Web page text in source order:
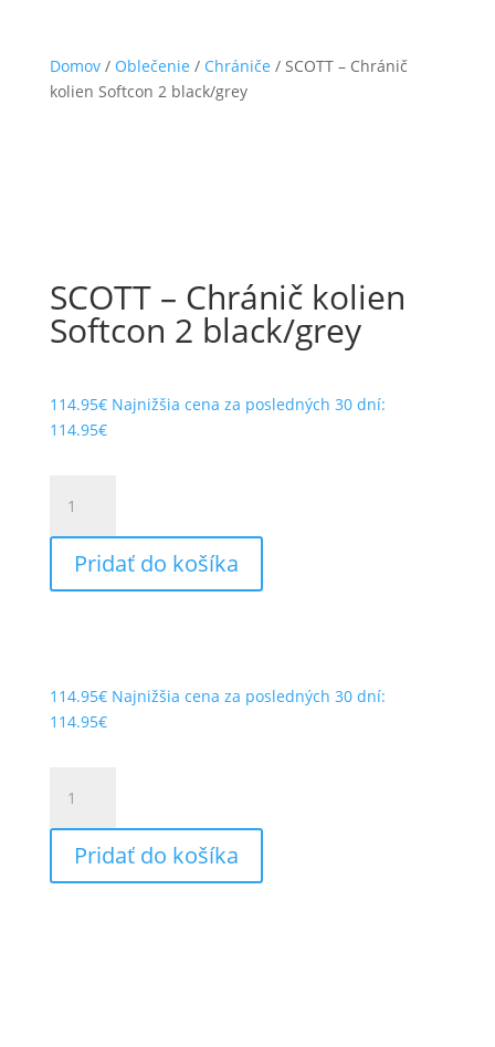
Domov/ Oblečenie / Chrániče / SCOTT – Chránič
kolien Softcon 2 black/grey
SCOTT – Chránič kolien
Softcon 2 black/grey
114.95€ Najnižšia cena za posledných 30 dní:
114.95€
SCOTT
-
Chránič
kolien
Pridať do košíka
114.95€ Najnižšia cena za posledných 30 dní:
114.95€
SCOTT
-
Chránič
kolien
Pridať do košíka